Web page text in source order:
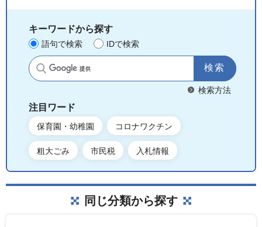
キーワードから探す
語句で検索 IDで検索
サイト内検索
検索方法
注目ワード
保育園・幼稚園 コロナワクチン
粗大ごみ 市民税 入札情報
同じ分類から探す